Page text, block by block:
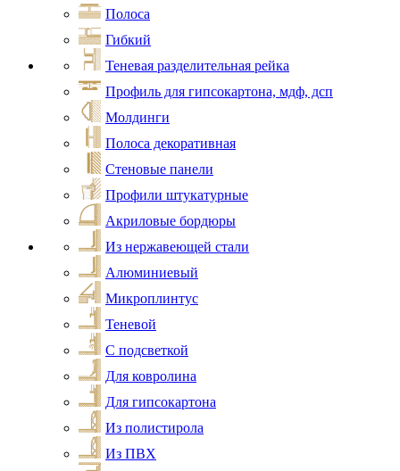
Полоса
Гибкий
Теневая разделительная рейка
Профиль для гипсокартона, мдф, дсп
Молдинги
Полоса декоративная
Стеновые панели
Профили штукатурные
Акриловые бордюры
Из нержавеющей стали
Алюминиевый
Микроплинтус
Теневой
С подсветкой
Для ковролина
Для гипсокартона
Из полистирола
Из ПВХ